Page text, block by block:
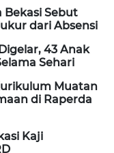
Bekasi Sebut
dari Absensi
43 Anak
Sehari
Muatan
di Raperda
Kaji